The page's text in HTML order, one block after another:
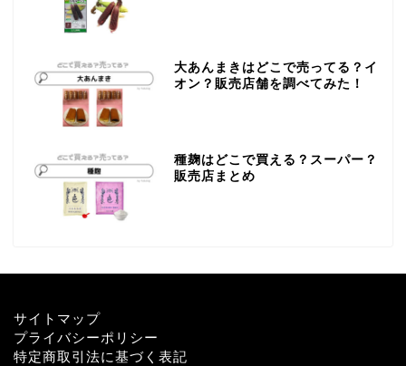
大あんまきはどこで売ってる？イ
オン？販売店舗を調べてみた！
種麹はどこで買える？スーパー？
販売店まとめ
サイトマップ
プライバシーポリシー
特定商取引法に基づく表記